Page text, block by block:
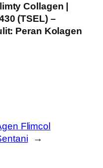
Collagen |
(TSEL) –
Peran Kolagen
Flimcol
→